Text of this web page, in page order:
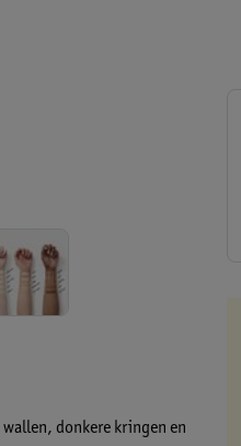
wallen, donkere kringen en